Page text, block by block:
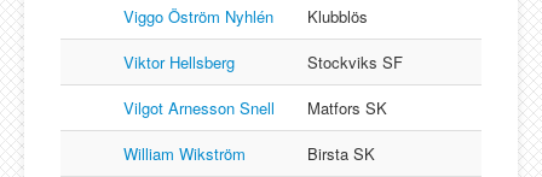
Viggo Öström Nyhlén
Klubblös
Viktor Hellsberg
Stockviks SF
Vilgot Arnesson Snell
Matfors SK
William Wikström
Birsta SK